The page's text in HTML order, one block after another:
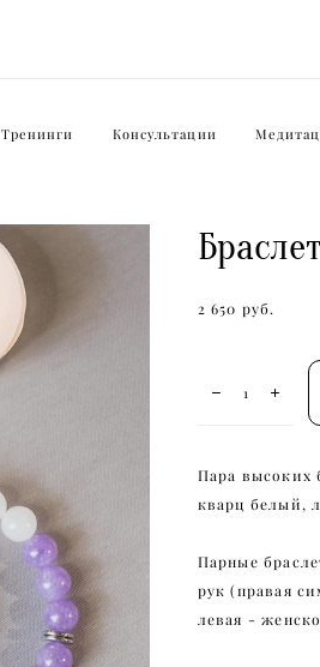
Тренинги Консультации
2 650 pуб.
Пара высоких
кварц белый,
Парные
рук (правая
левая -